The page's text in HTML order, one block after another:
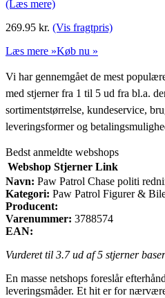
(Læs mere)
269.95 kr. (Vis fragtpris)
Læs mere »Køb nu »
Vi har gennemgået de mest
med stjerner fra 1 til 5 ud fra bl.a.
sortimentstørrelse, kundeservice,
leveringsformer og
Bedst anmeldte webshops
Webshop Stjerner Link
Navn: Paw Patrol Chase politi
Kategori: Paw Patrol Figurer &
Producent:
Varenummer: 3788574
EAN:
Vurderet til 3.7ud af 5 stjerner
En masse netshops foreslår
leveringsmåder. Et hit er for